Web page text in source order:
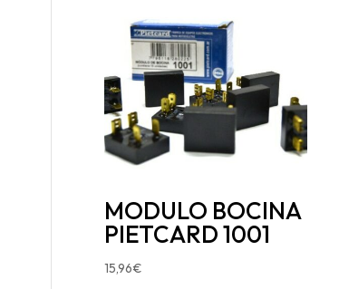
MODULO BOCINA
PIETCARD 1001
15,96€